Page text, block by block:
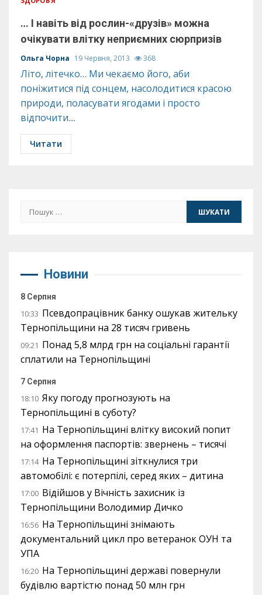
… I навіть від рослин-«друзів» можна
очікувати влітку неприємних сюрпризів
Ольга Чорна 19 Червня, 2013 368
Літо, літечко… Ми чекаємо його, аби
поніжитися під сонцем, насолодитися красою
природи, поласувати ягодами і просто
відпочити....
Читати
Пошук:
Новини
8 Серпня
10:33 Псевдопрацівник банку ошукав жительку
Тернопільщини на 28 тисяч гривень
09:21 Понад 5,8 млрд грн на соціальні гарантії
сплатили на Тернопільщині
7 Серпня
18:10 Яку погоду прогнозують на
Тернопільщині в суботу?
17:41 На Тернопільщині влітку високий попит
на оформлення паспортів: звернень – тисячі
17:14 На Тернопільщині зіткнулися три
автомобілі: є потерпілі, серед яких – дитина
17:00 Відійшов у Вічність захисник із
Тернопільщини Володимир Дичко
16:56 На Тернопільщині знімають
документальний цикл про ветеранок ОУН та
УПА
16:20 На Тернопільщині державі повернули
будівлю вартістю понад 50 млн грн